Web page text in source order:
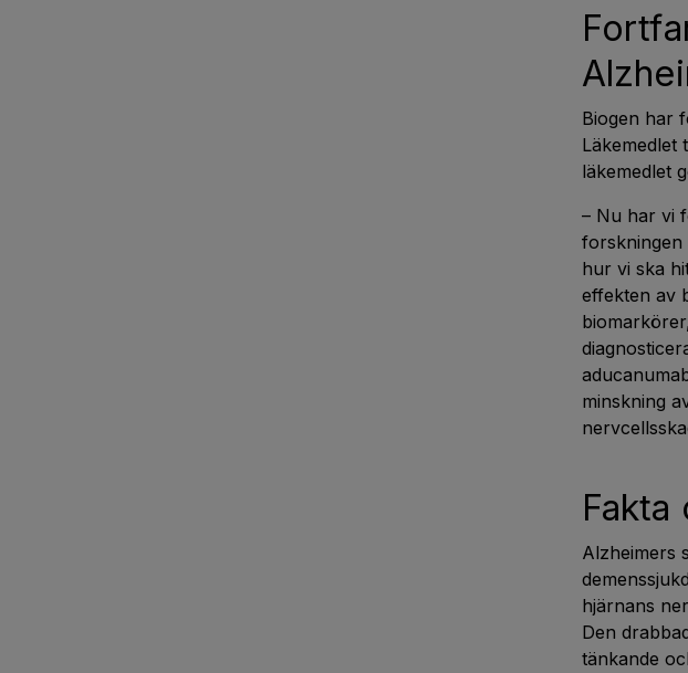
Biogen har
Läkemedlet
läkemedlet
– Nu har vi
forskningen
hur vi ska
effekten av
minskning
Fakta
Alzheimers
hjärnans
Den
tänkande